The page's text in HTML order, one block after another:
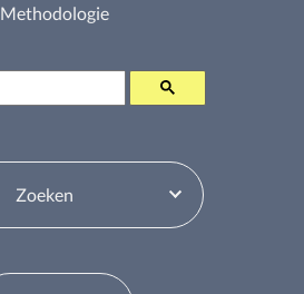
Methodologie
Inhoudsopgavewisselaar